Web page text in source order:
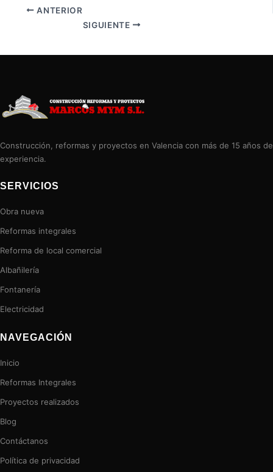
ANTERIOR
SIGUIENTE
Construcción, reformas y proyectos en Valencia con más de 15 años de
experiencia.
SERVICIOS
Obra nueva
Reformas integrales
Reforma de local comercial
Albañilería
Fontanería
Electricidad
NAVEGACIÓN
Inicio
Reformas Integrales
Proyectos realizados
Blog
Contáctanos
Política de privacidad